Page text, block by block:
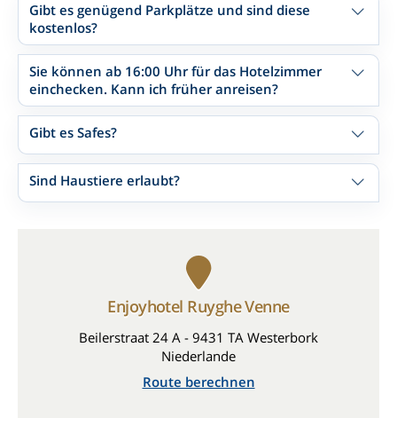
Gibt es genügend Parkplätze und sind diese
kostenlos?
Sie können ab 16:00 Uhr für das Hotelzimmer
einchecken. Kann ich früher anreisen?
Gibt es Safes?
Sind Haustiere erlaubt?
Enjoyhotel Ruyghe Venne
Beilerstraat 24 A - 9431 TA Westerbork
Niederlande
Route berechnen